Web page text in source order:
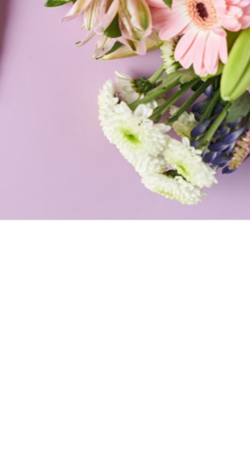
Samstag
SAMSTAG 09:00 —18:00
Sonderöffnungszeiten
Wegbeschreibung erhalten